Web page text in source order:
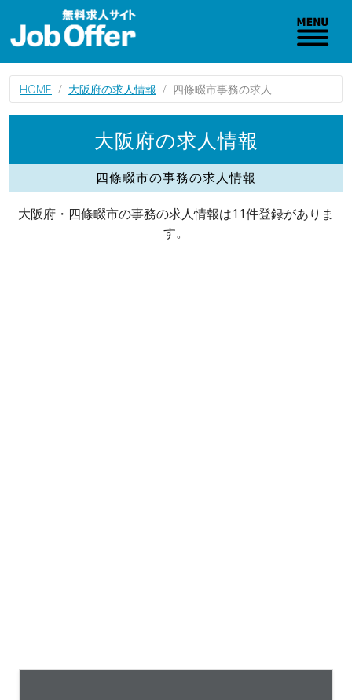
HOME 大阪府の求人情報 四條畷市事務の求人
大阪府の求人情報
四條畷市の事務の求人情報
大阪府・四條畷市の事務の求人情報は11件登録がありま
す。